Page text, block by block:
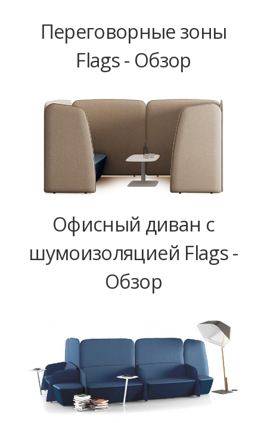
Переговорные зоны
Flags - Обзор
Офисный диван с
шумоизоляцией Flags -
Обзор